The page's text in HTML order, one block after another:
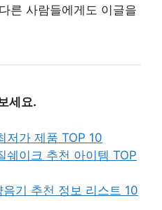
른 사람들에게도 이글을
세요.
저가 제품 TOP 10
쉐이크 추천 아이템 TOP
기 추천 정보 리스트 10